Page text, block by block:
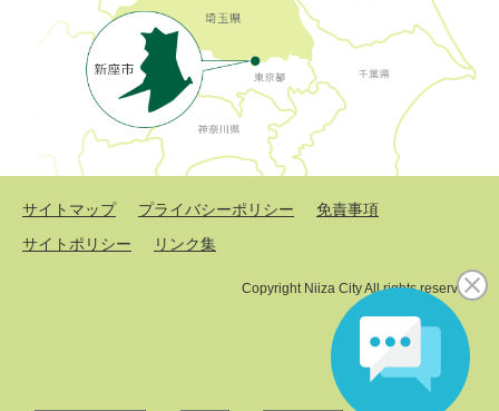
サイトマップ プライバシーポリシー
免責事項
サイトポリシー
リンク集
Copyright Niiza City All rights reserved.